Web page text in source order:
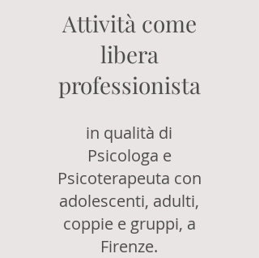
Attività come
libera
professionista
in qualità di
Psicologa e
Psicoterapeuta con
adolescenti, adulti,
coppie e gruppi, a
Firenze.